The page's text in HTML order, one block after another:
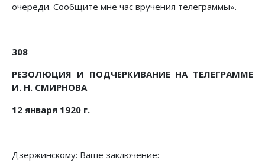
очереди. Сообщите мне час вручения телеграммы».
308
РЕЗОЛЮЦИЯ И ПОДЧЕРКИВАНИЕ НА ТЕЛЕГРАММЕ
И. Н. СМИРНОВА
12 января 1920 г.
Дзержинскому: Ваше заключение: